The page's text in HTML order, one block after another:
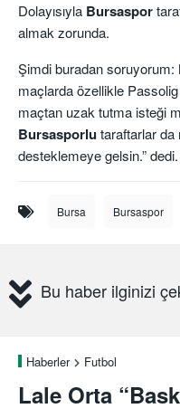
Dolayısıyla Bursaspor
almak zorunda.
Şimdi buradan soruyorum:
maçlarda özellikle
maçtan uzak tutma isteği
Bursasporlutaraftarlar da
desteklemeye gelsin.” dedi.
Bursa Bursaspor
Bu haber ilginizi
Haberler Futbol
Lale Orta